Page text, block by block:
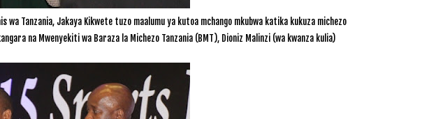
wa Tanzania, Jakaya Kikwete tuzo maalumu ya kutoa mchango mkubwa katika kukuza michezo
na Mwenyekiti wa Baraza la Michezo Tanzania (BMT), Dioniz Malinzi (wa kwanza kulia)